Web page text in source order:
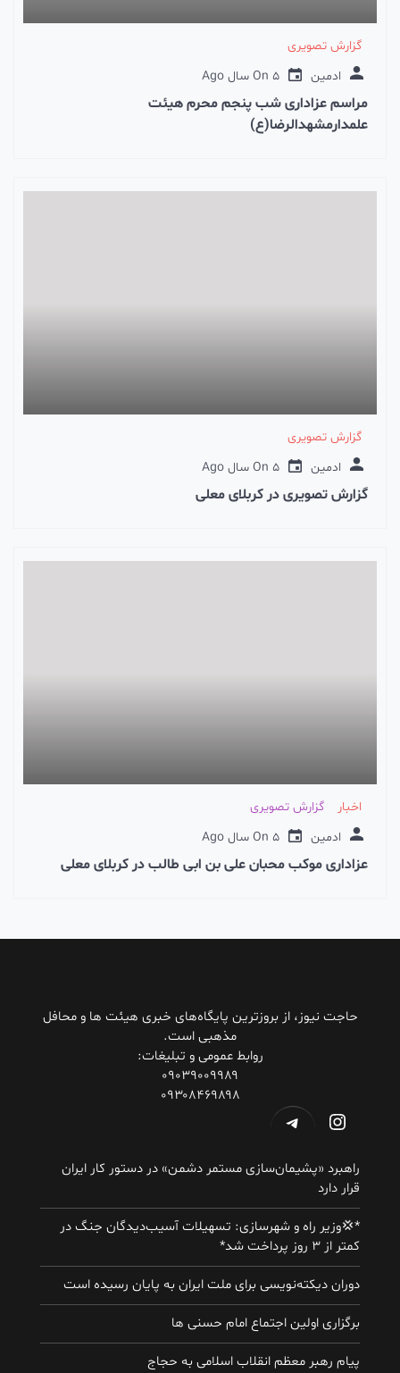
گزارش تصویری
ادمین
On 5 سال Ago
مراسم عزاداری شب پنجم محرم هیئت
علمدارمشهدالرضا(ع)
گزارش تصویری
ادمین
On 5 سال Ago
گزارش تصویری در کربلای معلی
اخبار
گزارش تصویری
ادمین
On 5 سال Ago
عزاداری موکب محبان علی بن ابی طالب در کربلای معلی
حاجت نیوز، از بروزترین پایگاه‌های خبری هیئت ها و محافل
مذهبی است.
روابط عمومی و تبلیغات:
۰۹۰۳۹۰۰۹۹۸۹
۰۹۳۰۸۴۶۹۸۹۸
اینستاگرم
تلگرام
راهبرد «پشیمان‌سازی مستمر دشمن» در دستور کار ایران
قرار دارد
*💢وزیر راه و شهرسازی: تسهیلات آسیب‌دیدگان جنگ در
کمتر از ۳ روز پرداخت شد*
دوران دیکته‌نویسی برای ملت ایران به پایان رسیده است
برگزاری اولین اجتماع امام حسنی ها
پیام رهبر معظم انقلاب اسلامی به حجاج